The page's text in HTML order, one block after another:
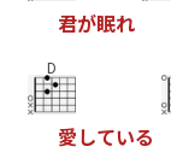
君が眠れ
D
愛している